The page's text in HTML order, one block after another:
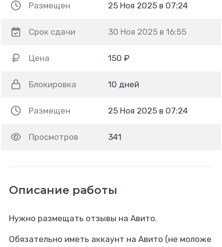
Размещен 25 Ноя 2025 в 07:24
Срок сдачи 30 Ноя 2025 в 16:55
Цена 150 ₽
Блокировка 10 дней
Размещен 25 Ноя 2025 в 07:24
Просмотров 341
Описание работы
Нужно размещать отзывы на Авито.
Обязательно иметь аккаунт на Авито (не моложе